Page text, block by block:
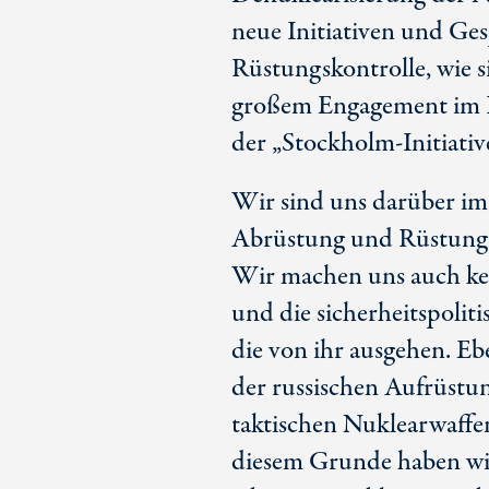
neue Initiativen und
Rüstungskontrolle, wie
großem Engagement
der „Stockholm-
Wir sind uns darüber
Abrüstung und
Wir machen uns auch
und die
die von ihr ausgehen.
der russischen
taktischen
diesem Grunde haben